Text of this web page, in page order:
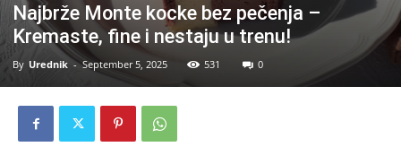
Najbrže Monte kocke bez pečenja –
Kremaste, fine i nestaju u trenu!
By Urednik - September 5, 2025 531 0